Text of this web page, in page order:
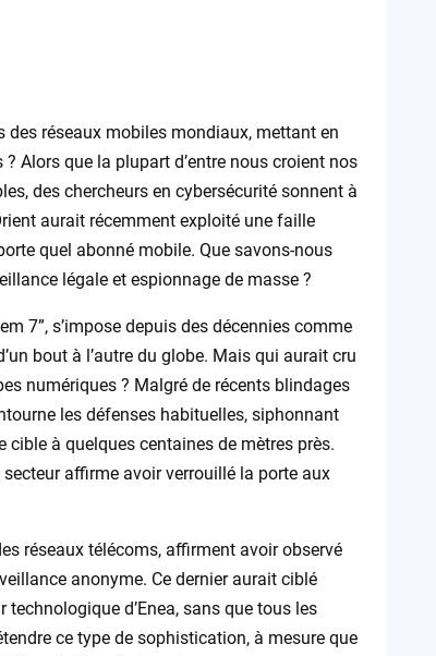
réseaux mobiles mondiaux, mettant en
Alors que la plupart d’entre nous croient nos
des chercheurs en cybersécurité sonnent à
aurait récemment exploité une faille
quel abonné mobile. Que savons-nous
légale et espionnage de masse ?
7”, s’impose depuis des décennies comme
bout à l’autre du globe. Mais qui aurait cru
numériques ? Malgré de récents blindages
les défenses habituelles, siphonnant
à quelques centaines de mètres près.
affirme avoir verrouillé la porte aux
réseaux télécoms, affirment avoir observé
anonyme. Ce dernier aurait ciblé
d’Enea, sans que tous les
ce type de sophistication, à mesure que